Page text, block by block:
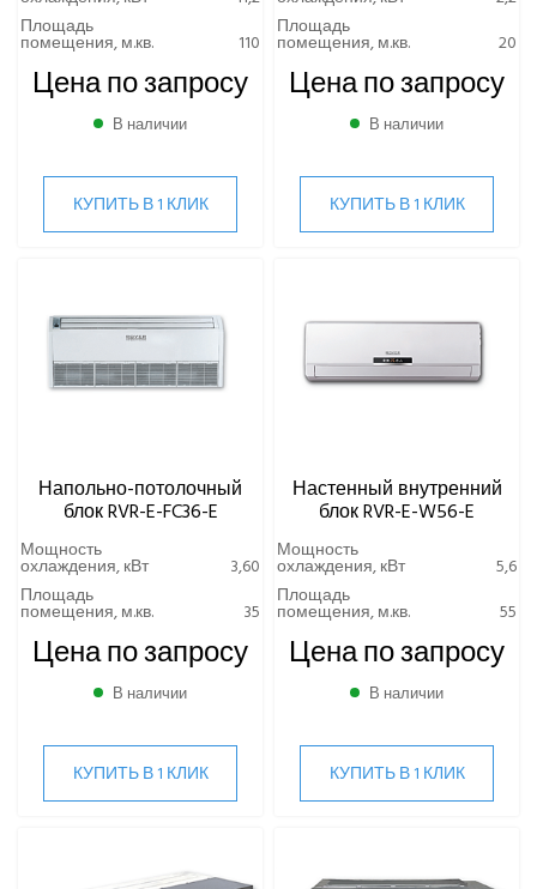
Площадь
помещения, м.кв. 110
Цена по запросу
В наличии
КУПИТЬ В 1 КЛИК
Площадь
помещения, м.кв. 20
Цена по запросу
В наличии
КУПИТЬ В 1 КЛИК
Напольно-потолочный
блок RVR-E-FC36-E
Мощность
охлаждения, кВт
3,60
Площадь
помещения, м.кв. 35
Цена по запросу
В наличии
КУПИТЬ В 1 КЛИК
Настенный внутренний
блок RVR-E-W56-E
Мощность
охлаждения, кВт
5,6
Площадь
помещения, м.кв. 55
Цена по запросу
В наличии
КУПИТЬ В 1 КЛИК